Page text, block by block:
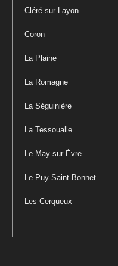
Cléré-sur-Layon
Coron
La Plaine
La Romagne
La Séguinière
La Tessoualle
Le May-sur-Èvre
Le Puy-Saint-Bonnet
Les Cerqueux